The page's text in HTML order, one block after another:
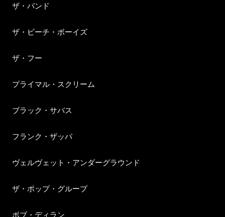
ザ・バンド
ザ・ビーチ・ボーイズ
ザ・フー
プライマル・スクリーム
ブラック・サバス
フランク・ザッパ
ヴェルヴェット・アンダーグラウンド
ザ・ポップ・グループ
ボブ・ディラン